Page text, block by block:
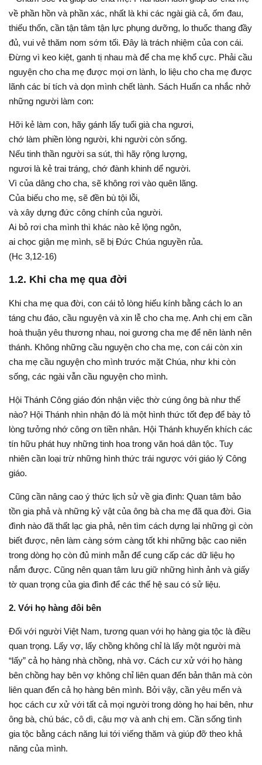
về phần hồn và phần xác, nhất là khi các ngài già cả, ốm đau,
thiếu thốn, cần tận tâm tận lực phụng dưỡng, lo thuốc thang đầy
đủ, vui vẻ thăm nom sớm tối. Đây là trách nhiệm của con cái.
Đừng vì keo kiệt, ganh tị nhau mà để cha mẹ khổ cực. Phải cầu
nguyện cho cha mẹ được mọi ơn lành, lo liệu cho cha mẹ được
lãnh các bí tích và dọn mình chết lành. Sách Huấn ca nhắc nhở
những người làm con:
Hỡi kẻ làm con, hãy gánh lấy tuổi già cha ngươi,
chớ làm phiền lòng người, khi người còn sống.
Nếu tinh thần người sa sút, thì hãy rộng lượng,
ngươi là kẻ trai tráng, chớ đành khinh dể người.
Vì của dâng cho cha, sẽ không rơi vào quên lãng.
Của biếu cho mẹ, sẽ đền bù tội lỗi,
và xây dựng đức công chính của người.
Ai bỏ rơi cha mình thì khác nào kẻ lộng ngôn,
ai chọc giận mẹ mình, sẽ bị Đức Chúa nguyền rủa.
(Hc 3,12-16)
1.2. Khi cha mẹ qua đời
Khi cha mẹ qua đời, con cái tỏ lòng hiếu kính bằng cách lo an
táng chu đáo, cầu nguyện và xin lễ cho cha mẹ. Anh chị em cần
hoà thuận yêu thương nhau, noi gương cha mẹ để nên lành nên
thánh. Không những cầu nguyện cho cha mẹ, con cái còn xin
cha mẹ cầu nguyện cho mình trước mặt Chúa, như khi còn
sống, các ngài vẫn cầu nguyện cho mình.
Hội Thánh Công giáo đón nhận việc thờ cúng ông bà như thế
nào? Hội Thánh nhìn nhận đó là một hình thức tốt đẹp để bày tỏ
lòng tưởng nhớ công ơn tiền nhân. Hội Thánh khuyến khích các
tín hữu phát huy những tinh hoa trong văn hoá dân tộc. Tuy
nhiên cần loại trừ những hình thức trái ngược với giáo lý Công
giáo.
Cũng cần nâng cao ý thức lịch sử về gia đình: Quan tâm bảo
tồn gia phả và những kỷ vật của ông bà cha mẹ đã qua đời. Gia
đình nào đã thất lạc gia phả, nên tìm cách dựng lại những gì còn
biết được, nên làm càng sớm càng tốt khi những bậc cao niên
trong dòng họ còn đủ minh mẫn để cung cấp các dữ liệu họ
nắm được. Cũng nên quan tâm lưu giữ những hình ảnh và giấy
tờ quan trọng của gia đình để các thế hệ sau có sử liệu.
2. Với họ hàng đôi bên
Đối với người Việt Nam, tương quan với họ hàng gia tộc là điều
quan trọng. Lấy vợ, lấy chồng không chỉ là lấy một người mà
“lấy” cả họ hàng nhà chồng, nhà vợ. Cách cư xử với họ hàng
bên chồng hay bên vợ không chỉ liên quan đến bản thân mà còn
liên quan đến cả họ hàng bên mình. Bởi vậy, cần yêu mến và
học cách cư xử với tất cả mọi người trong dòng họ hai bên, như
ông bà, chú bác, cô dì, cậu mợ và anh chị em. Cần sống tình
gia tộc bằng cách năng lui tới viếng thăm và giúp đỡ theo khả
năng của mình.